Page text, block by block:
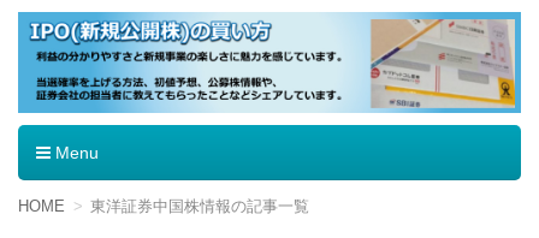
IPO（新規公開株）の買い方
Menu
コ
HOME 東洋証券中国株情報の記事一覧